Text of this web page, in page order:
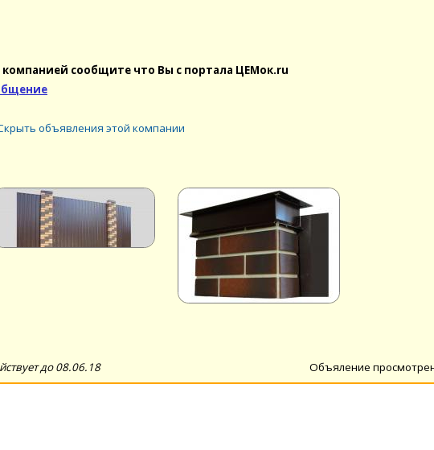
компанией сообщите что Вы с портала ЦЕМок.ru
объявления этой компании
Объяление
до 08.06.18